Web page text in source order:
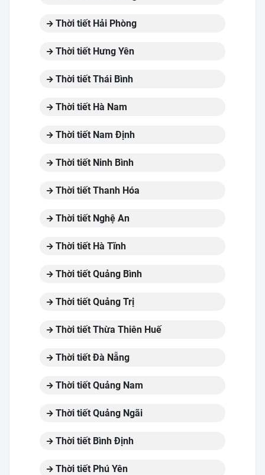
Thời tiết Hải Phòng
Thời tiết Hưng Yên
Thời tiết Thái Bình
Thời tiết Hà Nam
Thời tiết Nam Định
Thời tiết Ninh Bình
Thời tiết Thanh Hóa
Thời tiết Nghệ An
Thời tiết Hà Tĩnh
Thời tiết Quảng Bình
Thời tiết Quảng Trị
Thời tiết Thừa Thiên Huế
Thời tiết Đà Nẵng
Thời tiết Quảng Nam
Thời tiết Quảng Ngãi
Thời tiết Bình Định
Thời tiết Phú Yên